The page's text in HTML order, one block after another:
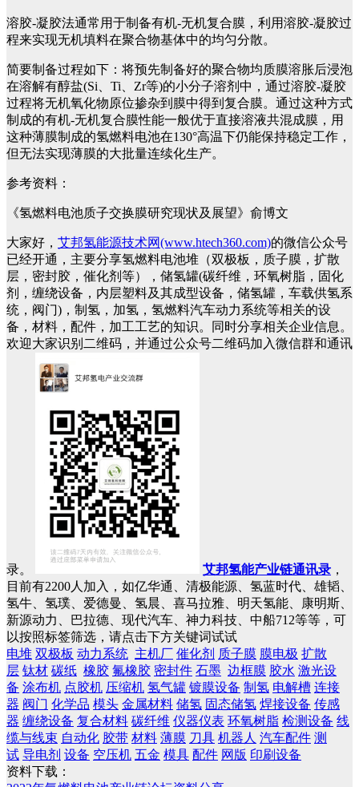
溶胶-凝胶法通常用于制备有机-无机复合膜，利用溶胶-凝胶过
程来实现无机填料在聚合物基体中的均匀分散。
简要制备过程如下：将预先制备好的聚合物均质膜溶胀后浸泡
在溶解有醇盐(Si、Ti、Zr等)的小分子溶剂中，通过溶胶-凝胶
过程将无机氧化物原位掺杂到膜中得到复合膜。通过这种方式
制成的有机-无机复合膜性能一般优于直接溶液共混成膜，用
这种薄膜制成的氢燃料电池在130°高温下仍能保持稳定工作，
但无法实现薄膜的大批量连续化生产。
参考资料：
《氢燃料电池质子交换膜研究现状及展望》俞博文
大家好， 艾邦氢能源技术网(www.htech360.com)的微信公众号
已经开通，主要分享氢燃料电池堆（双极板，质子膜，扩散
层，密封胶，催化剂等），储氢罐(碳纤维，环氧树脂，固化
剂，缠绕设备，内层塑料及其成型设备，储氢罐，车载供氢系
统，阀门)，制氢，加氢，氢燃料汽车动力系统等相关的设
备，材料，配件，加工工艺的知识。同时分享相关企业信息。
欢迎大家识别二维码，并通过公众号二维码加入微信群和通讯
录。 艾邦氢能产业链通讯录 ，
目前有2200人加入，如亿华通、清极能源、氢蓝时代、雄韬、
氢牛、氢璞、爱德曼、氢晨、喜马拉雅、明天氢能、康明斯、
新源动力、巴拉德、现代汽车、神力科技、中船712等等，可
以按照标签筛选，请点击下方关键词试试
电堆 双极板 动力系统 主机厂 催化剂 质子膜 膜电极 扩散
层 钛材 碳纸 橡胶 氟橡胶 密封件 石墨 边框膜 胶水 激光设
备 涂布机 点胶机 压缩机 氢气罐 镀膜设备 制氢 电解槽 连接
器 阀门 化学品 模头 金属材料 储氢 固态储氢 焊接设备 传感
器 缠绕设备 复合材料 碳纤维 仪器仪表 环氧树脂 检测设备 线
缆与线束 自动化 胶带 材料 薄膜 刀具 机器人 汽车配件 测
试 导电剂 设备 空压机 五金 模具 配件 网版 印刷设备
资料下载：